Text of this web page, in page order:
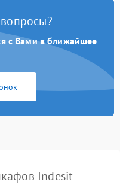
с Вами в ближайшее
Indesit